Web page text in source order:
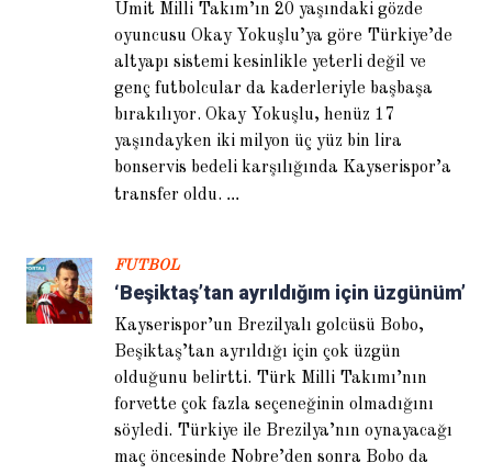
Hugo Sanchez: Galatasaray’ı
ayağa kaldırırım
Sven Goran Eriksson: Finali
göreceğimizden emindik
Ümit Milli Takım’ın 20 yaşındaki gözde
oyuncusu Okay Yokuşlu’ya göre Türkiye’de
altyapı sistemi kesinlikle yeterli değil ve
genç futbolcular da kaderleriyle başbaşa
bırakılıyor. Okay Yokuşlu, henüz 17
yaşındayken iki milyon üç yüz bin lira
bonservis bedeli karşılığında Kayserispor’a
transfer oldu. ...
FUTBOL
‘Beşiktaş’tan ayrıldığım için üzgünüm’
Kayserispor’un Brezilyalı golcüsü Bobo,
Beşiktaş’tan ayrıldığı için çok üzgün
olduğunu belirtti. Türk Milli Takımı’nın
forvette çok fazla seçeneğinin olmadığını
söyledi. Türkiye ile Brezilya’nın oynayacağı
maç öncesinde Nobre’den sonra Bobo da